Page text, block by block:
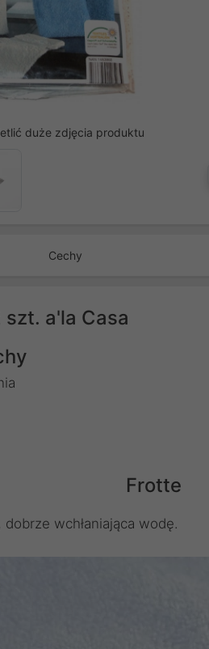
duże zdjęcia produktu
Cechy
a'la Casa
Frotte
wchłaniająca wodę.